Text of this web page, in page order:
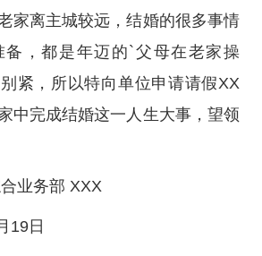
家离主城较远，结婚的很多事情
备，都是年迈的`父母在老家操
紧，所以特向单位申请请假XX
中完成结婚这一人生大事，望领
业务部 XXX
19日